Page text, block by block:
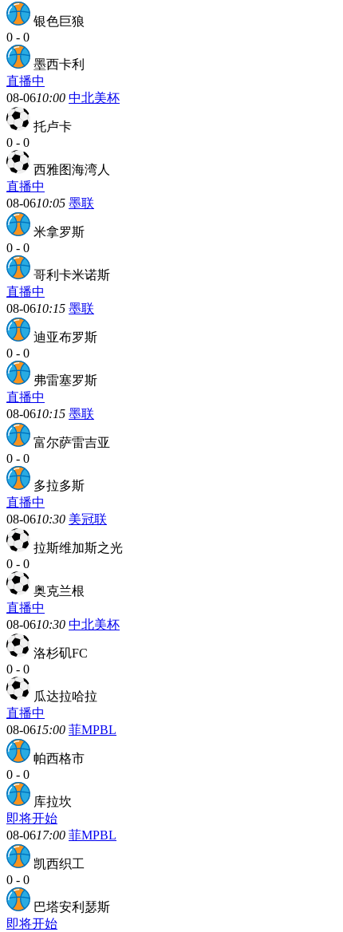
银色巨狼
0 - 0
墨西卡利
直播中
08-0610:00 中北美杯
托卢卡
0 - 0
西雅图海湾人
直播中
08-0610:05 墨联
米拿罗斯
0 - 0
哥利卡米诺斯
直播中
08-0610:15 墨联
迪亚布罗斯
0 - 0
弗雷塞罗斯
直播中
08-0610:15 墨联
富尔萨雷吉亚
0 - 0
多拉多斯
直播中
08-0610:30 美冠联
拉斯维加斯之光
0 - 0
奥克兰根
直播中
08-0610:30 中北美杯
洛杉矶FC
0 - 0
瓜达拉哈拉
直播中
08-0615:00 菲MPBL
帕西格市
0 - 0
库拉坎
即将开始
08-0617:00 菲MPBL
凯西织工
0 - 0
巴塔安利瑟斯
即将开始